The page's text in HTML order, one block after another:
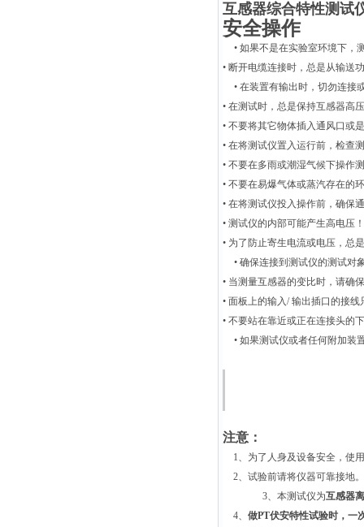
互感器综合特性测试
安全操作
• 如果不是在实验室环境下，
• 断开电缆连接时，总是从输送
• 在装置有输出时，切勿连接
• 在测试时，总是保持互感器高
• 不要将其它物体插入通风口或
• 在将测试仪置入运行前，检查
• 不要在多雨或潮湿气候下操作
• 不要在易爆气体或蒸汽存在的
• 在将测试仪投入操作前，确保
• 测试仪的内部可能产生高电压！
• 为了防止寄生电流或电压，总
• 确保连接到测试仪的测试对
• 当测量互感器的变比时，请确
• 面板上的输入/输出插口的接线
• 不要站在靠近或正在连接头的
• 如果测试仪或者任何附加装
注意：
1、为了人身及设备安全，使
2、试验前请将仪器可靠接地
3、本测试仪为互感器
4、做PT伏安特性试验时，一